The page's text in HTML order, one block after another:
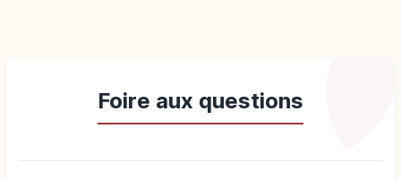
Foire aux questions